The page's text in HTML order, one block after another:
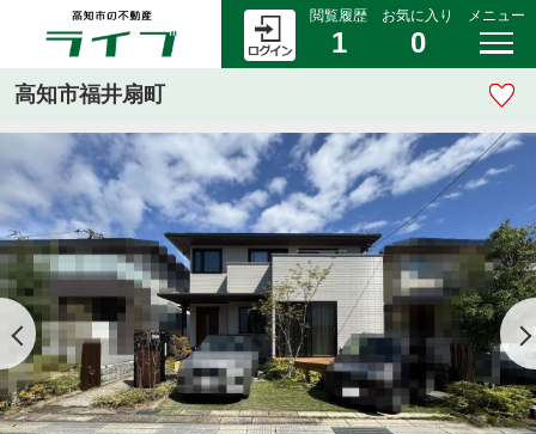
閲覧履歴
1
お気に入り
0
メニュー
高知市福井扇町